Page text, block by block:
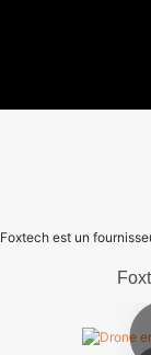
Foxtech est un